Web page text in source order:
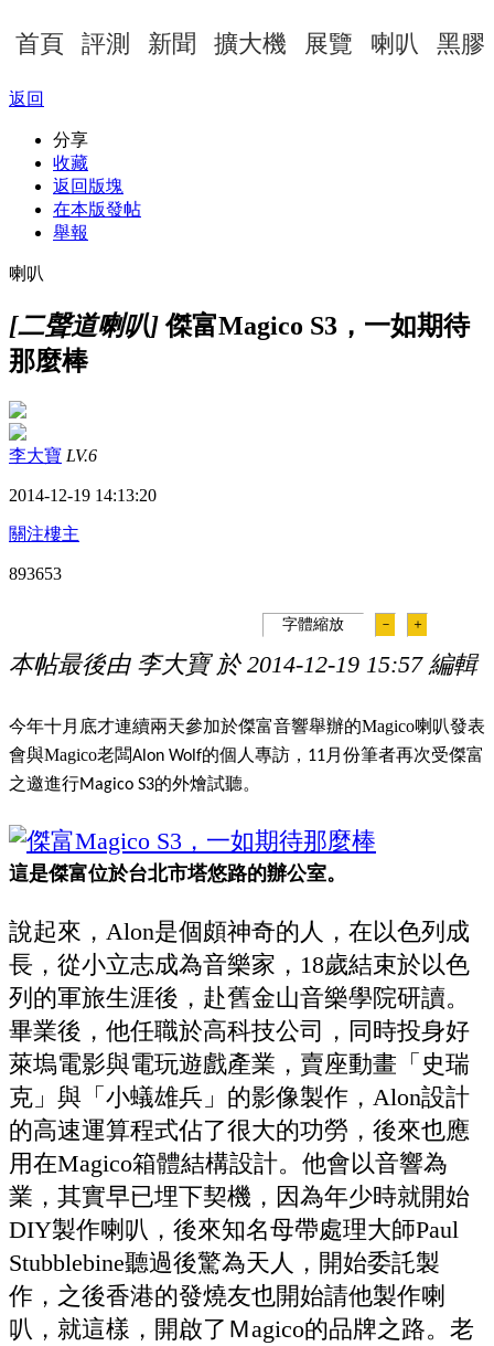
首頁 評測 新聞 擴大機 展覽 喇叭 黑膠
返回
分享
收藏
返回版塊
在本版發帖
舉報
喇叭
[二聲道喇叭]傑富Magico S3，一如期待
那麼棒
李大寶 LV.6
2014-12-19 14:13:20
關注樓主
893653
字體縮放 － ＋
本帖最後由 李大寶 於 2014-12-19 15:57 編輯
今年十月底才連續兩天參加於傑富音響舉辦的Magico喇叭發表
會與Magico老闆Alon Wolf的個人專訪，11月份筆者再次受傑富
之邀進行Magico S3的外燴試聽。
這是傑富位於台北市塔悠路的辦公室。
說起來， Alon是個頗神奇的人，在以色列成
長，從小立志成為音樂家， 18歲結束於以色
列的軍旅生涯後，赴舊金山音樂學院研讀。
畢業後，他任職於高科技公司，同時投身好
萊塢電影與電玩遊戲產業，賣座動畫 「史瑞
克」與「小蟻雄兵」的影像製作， Alon設計
的高速運算程式佔了很大的功勞，後來也應
用在Magico箱體結構設計。他會以音響為
業，其實早已埋下契機，因為年少時就開始
DIY製作喇叭，後來知名母帶處理大師Paul
Stubblebine聽過後驚為天人，開始委託製
作，之後香港的發燒友也開始請他製作喇
叭，就這樣，開啟了Ｍagico的品牌之路。老